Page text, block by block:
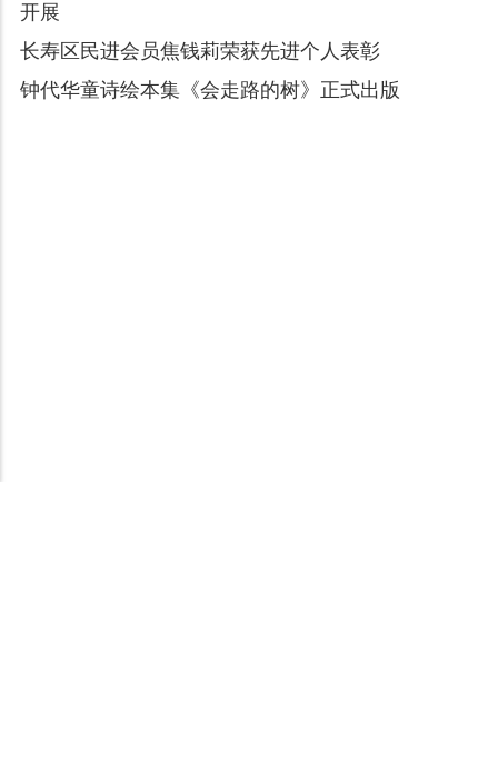
开展
长寿区民进会员焦钱莉荣获先进个人表彰
钟代华童诗绘本集《会走路的树》正式出版